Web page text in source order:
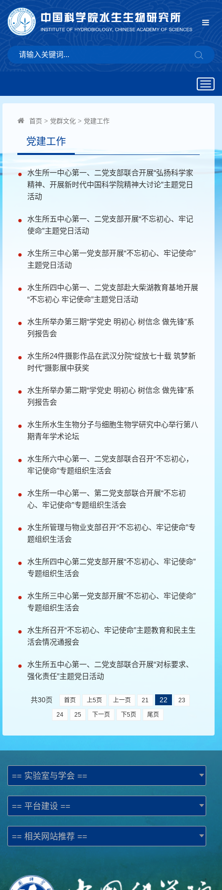
首页 > 党群文化 > 党建工作
党建工作
水生所一中心第一、二党支部联合开展“弘扬科学家
精神、开展新时代中国科学院精神大讨论”主题党日
活动
水生所五中心第一、二党支部开展“不忘初心、牢记
使命”主题党日活动
水生所三中心第一党支部开展“不忘初心、牢记使命”
主题党日活动
水生所四中心第一、二党支部赴大柴湖教育基地开展
“不忘初心 牢记使命”主题党日活动
水生所举办第三期“学党史 明初心 树信念 做先锋”系
列报告会
水生所24件摄影作品在武汉分院“绽放七十载 筑梦新
时代”摄影展中获奖
水生所举办第二期“学党史 明初心 树信念 做先锋”系
列报告会
水生所水生生物分子与细胞生物学研究中心举行第八
期青年学术论坛
水生所六中心第一、二党支部联合召开“不忘初心，
牢记使命”专题组织生活会
水生所一中心第一、第二党支部联合开展“不忘初
心、牢记使命”专题组织生活会
水生所管理与物业支部召开“不忘初心、牢记使命”专
题组织生活会
水生所四中心第二党支部开展“不忘初心、牢记使命”
专题组织生活会
水生所三中心第一党支部开展“不忘初心、牢记使命”
专题组织生活会
水生所召开“不忘初心、牢记使命”主题教育和民主生
活会情况通报会
水生所五中心第一、二党支部联合开展“对标要求、
强化责任”主题党日活动
共30页 首页 上5页 上一页 21 22 23
24 25 下一页 下5页 尾页
== 实验室与学会 ==
== 平台建设 ==
== 相关网站推荐 ==